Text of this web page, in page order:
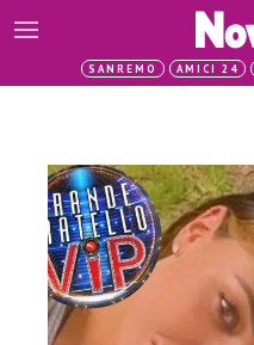
SANREMO AMICI 24